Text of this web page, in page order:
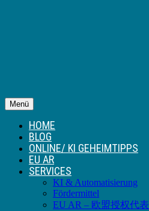
Menü
HOME
BLOG
ONLINE/ KI GEHEIMTIPPS
EU AR
SERVICES
KI & Automatisierung
Fördermittel
EU AR – 欧盟授权代表